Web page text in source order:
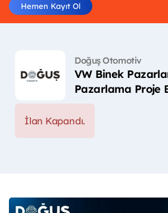
Hemen Kayıt Ol
Doğuş Otomotiv
VW Binek
Pazarlama Proje
İlan Kapandı.